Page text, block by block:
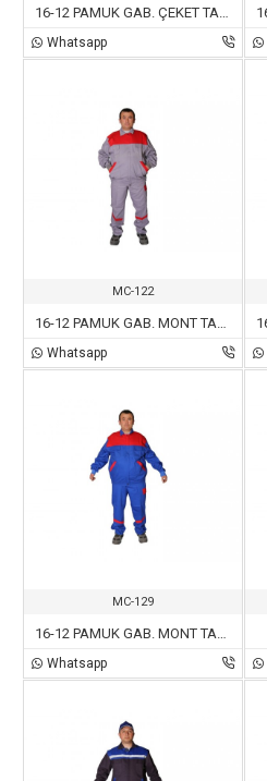
16-12 PAMUK GAB. ÇEKET TAKIM F/M
Whatsapp
MC-122
16-12 PAMUK GAB. MONT TAKIM G/K
Whatsapp
MC-129
16-12 PAMUK GAB. MONT TAKIM M/K
Whatsapp